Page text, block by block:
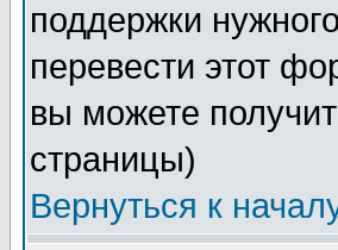
поддержки
перевести этот
вы можете
страницы)
Вернуться к